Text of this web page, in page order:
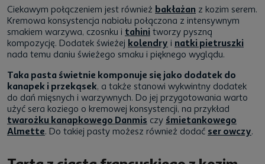
Ciekawym połączeniem jest również bakłażan z kozim serem.
Kremowa konsystencja nabiału połączona z intensywnym
smakiem warzywa, czosnku i tahini tworzy pyszną
kompozycję. Dodatek świeżej kolendry i natki pietruszki
nada temu daniu świeżego smaku i pięknego wyglądu.
Taka pasta świetnie komponuje się jako dodatek do
kanapek i przekąsek, a także stanowi wykwintny dodatek
do dań mięsnych i warzywnych. Do jej przygotowania warto
użyć sera koziego o kremowej konsystencji, na przykład
twarożku kanapkowego Danmis czy śmietankowego
Almette. Do takiej pasty możesz również dodać ser owczy.